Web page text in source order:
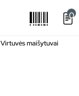
0
Virtuvės maišytuvai